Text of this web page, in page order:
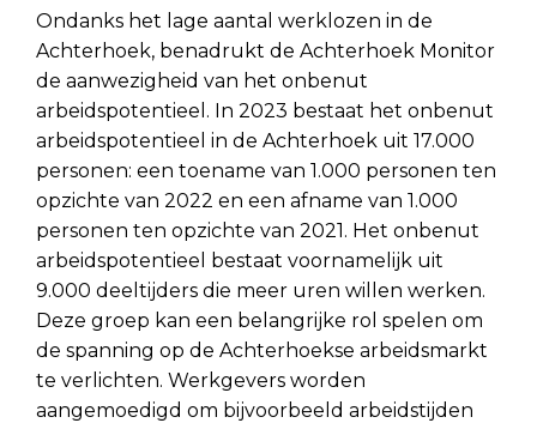
Ondanks het lage aantal werklozen in de
Achterhoek, benadrukt de Achterhoek Monitor
de aanwezigheid van het onbenut
arbeidspotentieel. In 2023 bestaat het onbenut
arbeidspotentieel in de Achterhoek uit 17.000
personen: een toename van 1.000 personen ten
opzichte van 2022 en een afname van 1.000
personen ten opzichte van 2021. Het onbenut
arbeidspotentieel bestaat voornamelijk uit
9.000 deeltijders die meer uren willen werken.
Deze groep kan een belangrijke rol spelen om
de spanning op de Achterhoekse arbeidsmarkt
te verlichten. Werkgevers worden
aangemoedigd om bijvoorbeeld arbeidstijden